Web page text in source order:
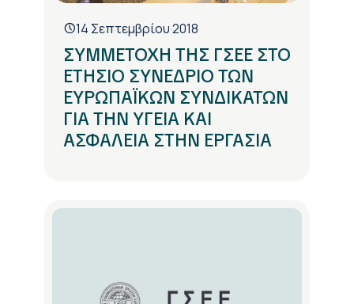
14 Σεπτεμβρίου 2018
ΣΥΜΜΕΤΟΧΗ ΤΗΣ ΓΣΕΕ ΣΤΟ
ΕΤΗΣΙΟ ΣΥΝΕΔΡΙΟ ΤΩΝ
ΕΥΡΩΠΑΪΚΩΝ ΣΥΝΔΙΚΑΤΩΝ
ΓΙΑ ΤΗΝ ΥΓΕΙΑ ΚΑΙ
ΑΣΦΑΛΕΙΑ ΣΤΗΝ ΕΡΓΑΣΙΑ